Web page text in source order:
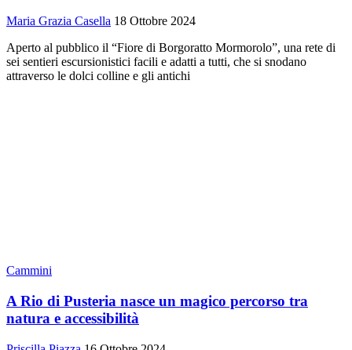
Maria Grazia Casella 18 Ottobre 2024
Aperto al pubblico il “Fiore di Borgoratto Mormorolo”, una rete di
sei sentieri escursionistici facili e adatti a tutti, che si snodano
attraverso le dolci colline e gli antichi
Cammini
A Rio di Pusteria nasce un magico percorso tra
natura e accessibilità